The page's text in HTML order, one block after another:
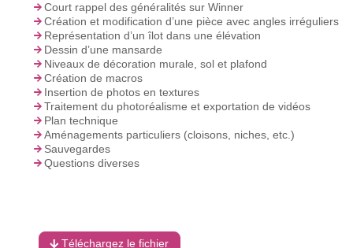
Court rappel des généralités sur Winner
Création et modification d’une pièce avec angles irréguliers
Représentation d’un îlot dans une élévation
Dessin d’une mansarde
Niveaux de décoration murale, sol et plafond
Création de macros
Insertion de photos en textures
Traitement du photoréalisme et exportation de vidéos
Plan technique
Aménagements particuliers (cloisons, niches, etc.)
Sauvegardes
Questions diverses
Téléchargez le fichier